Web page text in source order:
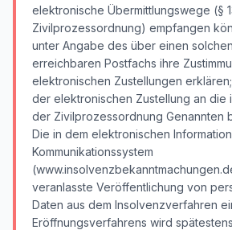
elektronische Übermittlungswege (§
Zivilprozessordnung) empfangen
unter Angabe des über einen
erreichbaren Postfachs ihre
elektronischen Zustellungen
der elektronischen Zustellung an die
der Zivilprozessordnung Genannten
Die in dem elektronischen
Kommunikationssystem
veranlasste Veröffentlichung von
Daten aus dem Insolvenzverfahren
Eröffnungsverfahrens wird